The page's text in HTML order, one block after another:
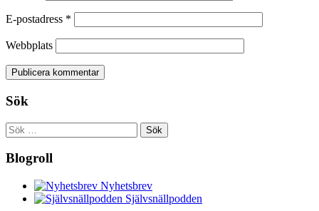
E-postadress *
Webbplats
Sök
Sök
efter:
Blogroll
Nyhetsbrev
Självsnällpodden